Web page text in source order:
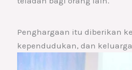
Penghargaan itu diberikan
kependudukan, dan